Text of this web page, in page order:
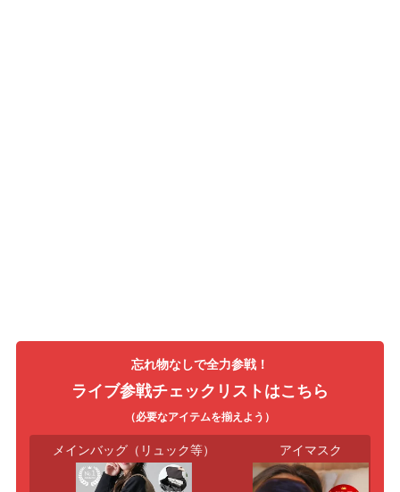
忘れ物なしで全力参戦！
ライブ参戦チェックリストはこちら
（必要なアイテムを揃えよう）
メインバッグ（リュック等） アイマスク